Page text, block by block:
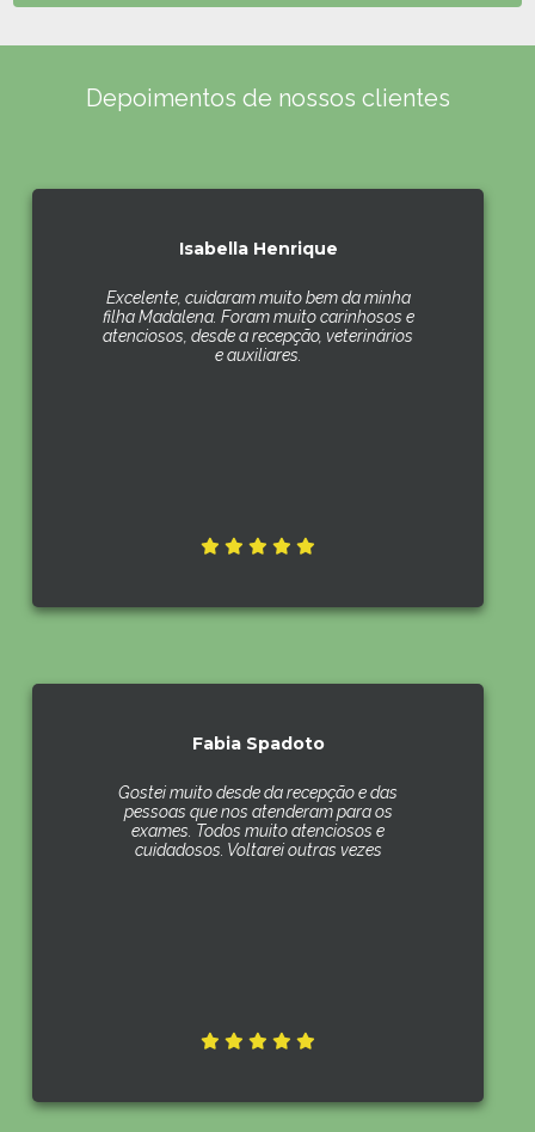
Depoimentos de nossos clientes
Isabella Henrique
Excelente, cuidaram muito bem da minha
filha Madalena. Foram muito carinhosos e
atenciosos, desde a recepção, veterinários
e auxiliares.
Fabia Spadoto
Gostei muito desde da recepção e das
pessoas que nos atenderam para os
exames. Todos muito atenciosos e
cuidadosos. Voltarei outras vezes